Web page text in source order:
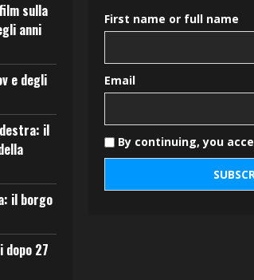
sulla
anni
e degli
il
il borgo
dopo 27
First name or full name
Email
By continuing, you